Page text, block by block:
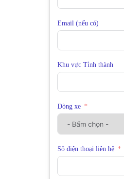
Email (nếu có)
Khu vực Tỉnh thành
Dòng xe
Số điện thoại liên hệ